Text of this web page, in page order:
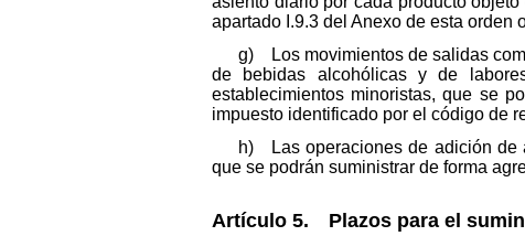
apartado I.9.3 del Anexo de esta orden
g) Los movimientos de salidas
de bebidas alcohólicas y de
establecimientos minoristas, que se
impuesto identificado por el código de
h) Las operaciones de adición de
que se podrán suministrar de forma
Artículo 5. Plazos para el